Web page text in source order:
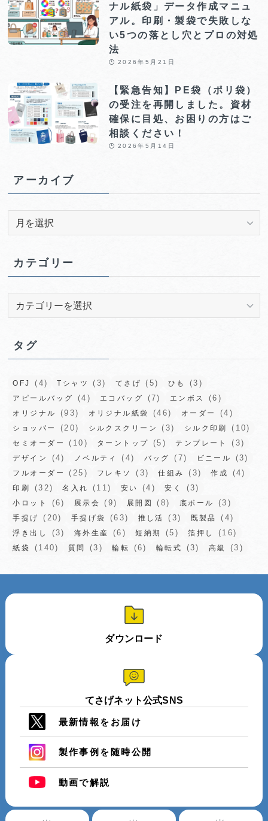
ナル紙袋」データ作成マニュ
アル。印刷・製袋で失敗しな
い5つの落とし穴とプロの対処
法
2026年5月21日
【緊急告知】PE袋（ポリ袋）
の受注を再開しました。資材
確保に目処、お困りの方はご
相談ください！
2026年5月14日
アーカイブ
ア
イ
ブ
カテゴリー
リ
ー
タグ
OFJ (4) Tシャツ (3) てさげ (5) ひも (3)
アピールバッグ (4) エコバッグ (7) エンボス (6)
オリジナル (93) オリジナル紙袋 (46) オーダー (4)
ショッパー (20) シルクスクリーン (3) シルク印刷 (10)
セミオーダー (10) ターントップ (5) テンプレート (3)
デザイン (4) ノベルティ (4) バッグ (7) ビニール (3)
フルオーダー (25) フレキソ (3) 仕組み (3) 作成 (4)
印刷 (32) 名入れ (11) 安い (4) 安く (3)
小ロット (6) 展示会 (9) 展開図 (8) 底ボール (3)
手提げ (20) 手提げ袋 (63) 推し活 (3) 既製品 (4)
浮き出し (3) 海外生産 (6) 短納期 (5) 箔押し (16)
紙袋 (140) 質問 (3) 輪転 (6) 輪転式 (3) 高級 (3)
ダウンロード
てさげネット公式SNS
最新情報をお届け
製作事例を随時公開
動画で解説